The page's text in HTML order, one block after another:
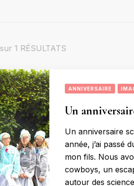
1 RÉSULTATS
ANNIVERSAIRE
Un
Un anniversaire
année, j’ai passé
mon fils. Nous
cowboys, un
autour des